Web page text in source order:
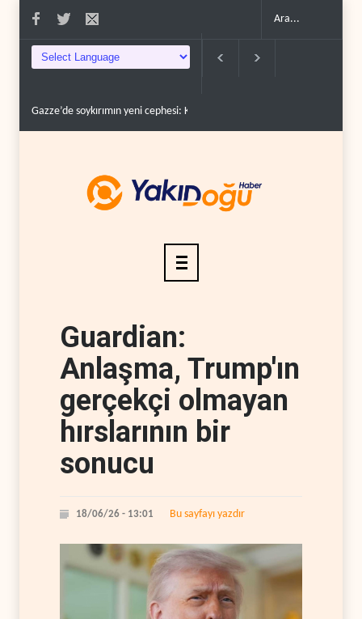
Devrim Lideri ve Pizişkiyan’dan kritik görüşme..
Guardian:
Anlaşma, Trump'ın
gerçekçi olmayan
hırslarının bir
sonucu
18/06/26 - 13:01 Bu sayfayı yazdır